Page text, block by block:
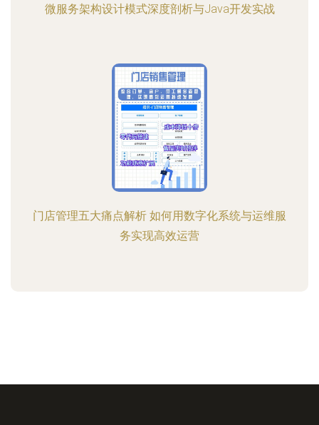
微服务架构设计模式深度剖析与Java开发实战
门店管理五大痛点解析 如何用数字化系统与运维服
务实现高效运营